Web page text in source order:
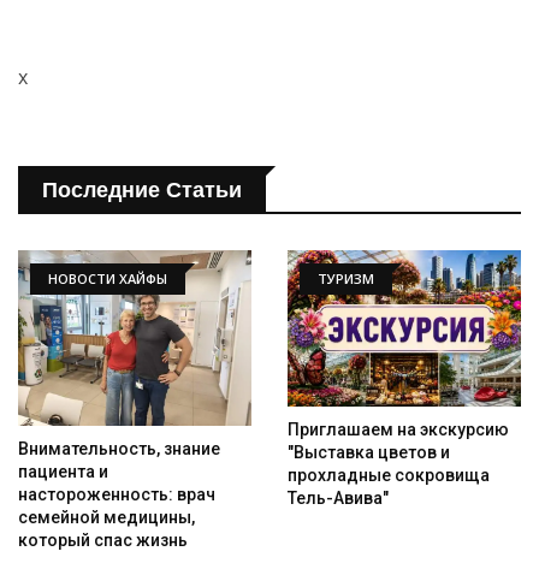
Искать
x
Последние Статьи
НОВОСТИ ХАЙФЫ
Внимательность, знание
пациента и
настороженность: врач
семейной медицины,
который спас жизнь
ТУРИЗМ
Приглашаем на экскурсию
"Выставка цветов и
прохладные сокровища
Тель-Авива"